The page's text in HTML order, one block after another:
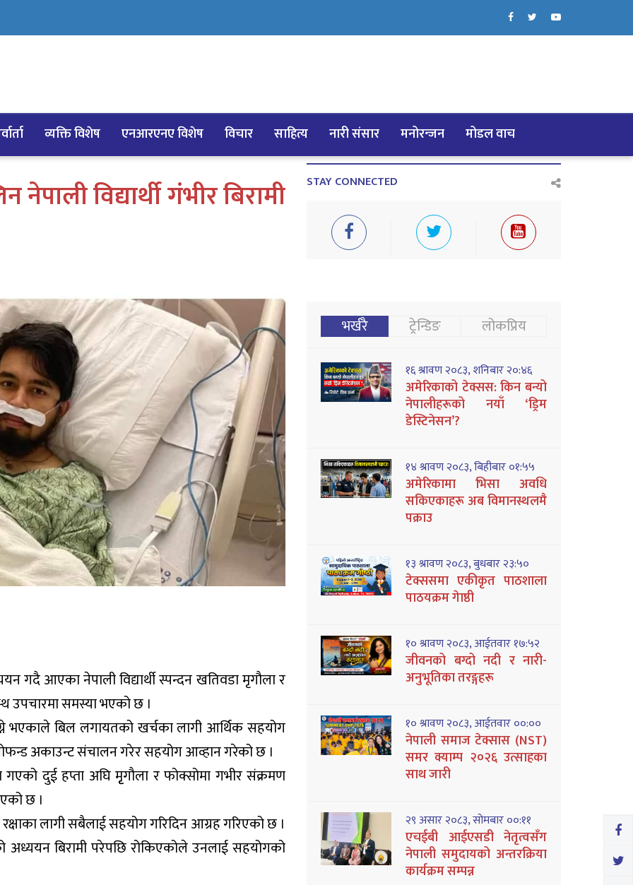
व्यक्ति विशेष एनआरएनए विशेष विचार साहित्य नारी संसार मनोरन्जन मोडल वाच
विद्यार्थी गंभीर बिरामी
गदै आएका नेपाली विद्यार्थी स्पन्दन खतिवडा मृगौला र
उपचारमा समस्या भएको छ ।
भएकाले बिल लगायतको खर्चका लागी आर्थिक सहयोग
अकाउन्ट संचालन गरेर सहयोग आव्हान गरेको छ ।
दुई हप्ता अघि मृृगौला र फोक्सोमा गभीर संक्रमण
छ ।
लागी सबैलाई सहयोग गरिदिन आग्रह गरिएको छ ।
अध्ययन बिरामी परेपछि रोकिएकोले उनलाई सहयोगको
STAY CONNECTED
भर्खरै ट्रेन्डिङ लोकप्रिय
१६ श्रावण २०८३, शनिबार २०:४६
अमेरिकाको टेक्सस: किन बन्यो
नेपालीहरूको नयाँ ‘ड्रिम
डेस्टिनेसन’?
१४ श्रावण २०८३, बिहीबार ०१:५५
अमेरिकामा भिसा अवधि
सकिएकाहरू अब विमानस्थलमै
पक्राउ
१३ श्रावण २०८३, बुधबार २३:५०
टेक्ससमा एकीकृत पाठशाला
पाठयक्रम गेाष्ठी
१० श्रावण २०८३, आईतवार १७:५२
जीवनको बग्दो नदी र नारी-
अनुभूतिका तरङ्गहरू
१० श्रावण २०८३, आईतवार ००:००
नेपाली समाज टेक्सास (NST)
समर क्याम्प २०२६ उत्साहका
साथ जारी
२९ असार २०८३, सोमबार ००:११
एचईबी आईएसडी नेतृत्वसँग
नेपाली समुदायको अन्तरक्रिया
कार्यक्रम सम्पन्न